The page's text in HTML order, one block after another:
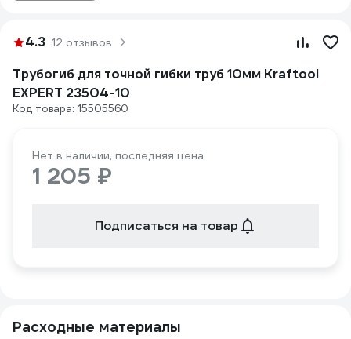
4.3 12 отзывов
Трубогиб для точной гибки труб 10мм Kraftool
EXPERT 23504-10
Код товара: 15505560
Нет в наличии, последняя цена
1 205 ₽
Подписаться на товар
Расходные материалы